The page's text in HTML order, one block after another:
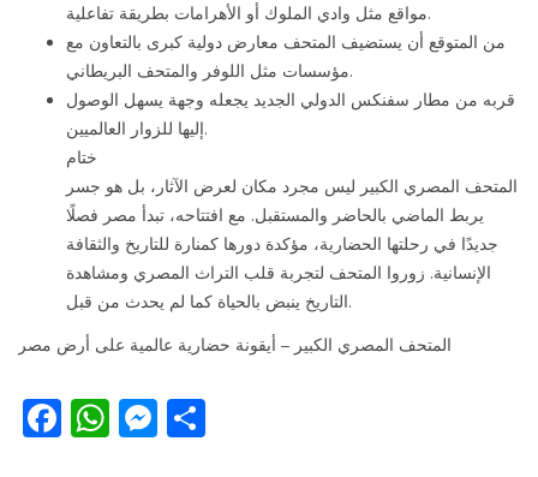
مواقع مثل وادي الملوك أو الأهرامات بطريقة تفاعلية.
من المتوقع أن يستضيف المتحف معارض دولية كبرى بالتعاون مع
مؤسسات مثل اللوفر والمتحف البريطاني.
قربه من مطار سفنكس الدولي الجديد يجعله وجهة يسهل الوصول
إليها للزوار العالميين.
ختام
المتحف المصري الكبير ليس مجرد مكان لعرض الآثار، بل هو جسر
يربط الماضي بالحاضر والمستقبل. مع افتتاحه، تبدأ مصر فصلًا
جديدًا في رحلتها الحضارية، مؤكدة دورها كمنارة للتاريخ والثقافة
الإنسانية. زوروا المتحف لتجربة قلب التراث المصري ومشاهدة
التاريخ ينبض بالحياة كما لم يحدث من قبل.
المتحف المصري الكبير – أيقونة حضارية عالمية على أرض مصر
Facebook
WhatsApp
Messenger